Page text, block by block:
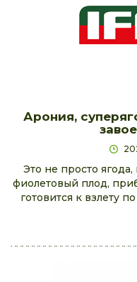
Арония,
Это не просто
фиолетовый плод,
готовится к взлету